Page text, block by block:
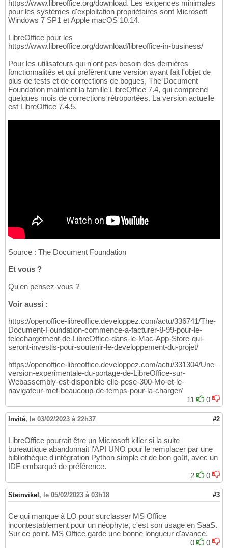
https://www.libreoffice.org/download. Les exigences minimales
pour les systèmes d'exploitation propriétaires sont Microsoft
Windows 7 SP1 et Apple macOS 10.14.
LibreOffice pour les
https://www.libreoffice.org/download/libreoffice-in-business/
Pour les utilisateurs qui n'ont pas besoin des dernières
fonctionnalités et qui préfèrent une version ayant fait l'objet de
plus de tests et de corrections de bogues, The Document
Foundation maintient la famille LibreOffice 7.4, qui comprend
quelques mois de corrections rétroportées. La version actuelle
est LibreOffice 7.4.5.
Source : The Document Foundation
Et vous ?
Qu'en pensez-vous ?
Voir aussi :
https://openoffice-libreoffice.developpez.com/actu/336741/The-
Document-Foundation-commence-a-facturer-8-99-pour-le-
telechargement-de-LibreOffice-dans-le-Mac-App-Store-qui-
seront-investis-pour-soutenir-le-developpement-du-projet/
https://openoffice-libreoffice.developpez.com/actu/331304/Une-
version-experimentale-du-portage-de-LibreOffice-sur-
Webassembly-est-disponible-elle-pese-300-Mo-et-le-
navigateur-met-beaucoup-de-temps-pour-la-charger/
11
0
Invité, le 03/02/2023 à 22h37 #2
LibreOffice pourrait être un Microsoft killer si la suite
bureautique abandonnait l'API UNO pour le remplacer par une
bibliothèque d'intégration Python simple et de bon goût, avec un
IDE embarqué de préférence.
2
0
Steinvikel , le 05/02/2023 à 03h18 #3
Ce qui manque à LO pour surclasser MS Office
incontestablement pour un néophyte, c'est son usage en SaaS.
Sur ce point, MS Office garde une bonne longueur d'avance.
0
0